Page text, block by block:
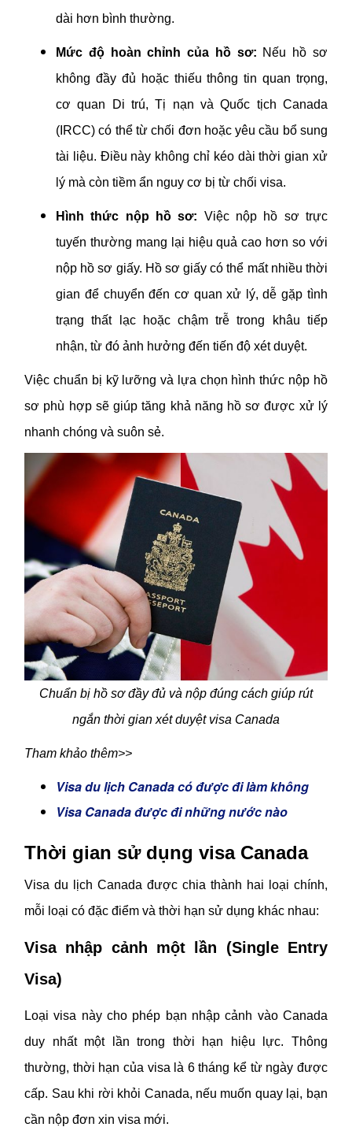
dài hơn bình thường.
Mức độ hoàn chỉnh của hồ sơ: Nếu hồ sơ
không đầy đủ hoặc thiếu thông tin quan trọng,
cơ quan Di trú, Tị nạn và Quốc tịch Canada
(IRCC) có thể từ chối đơn hoặc yêu cầu bổ sung
tài liệu. Điều này không chỉ kéo dài thời gian xử
lý mà còn tiềm ẩn nguy cơ bị từ chối visa.
Hình thức nộp hồ sơ: Việc nộp hồ sơ trực
tuyến thường mang lại hiệu quả cao hơn so với
nộp hồ sơ giấy. Hồ sơ giấy có thể mất nhiều thời
gian để chuyển đến cơ quan xử lý, dễ gặp tình
trạng thất lạc hoặc chậm trễ trong khâu tiếp
nhận, từ đó ảnh hưởng đến tiến độ xét duyệt.
Việc chuẩn bị kỹ lưỡng và lựa chọn hình thức nộp hồ
sơ phù hợp sẽ giúp tăng khả năng hồ sơ được xử lý
nhanh chóng và suôn sẻ.
Chuẩn bị hồ sơ đầy đủ và nộp đúng cách giúp rút
ngắn thời gian xét duyệt visa Canada
Tham khảo thêm>>
Visa du lịch Canada có được đi làm không
Visa Canada được đi những nước nào
Thời gian sử dụng visa Canada
Visa du lịch Canada được chia thành hai loại chính,
mỗi loại có đặc điểm và thời hạn sử dụng khác nhau:
Visa nhập cảnh một lần (Single Entry
Visa)
Loại visa này cho phép bạn nhập cảnh vào Canada
duy nhất một lần trong thời hạn hiệu lực. Thông
thường, thời hạn của visa là 6 tháng kể từ ngày được
cấp. Sau khi rời khỏi Canada, nếu muốn quay lại, bạn
cần nộp đơn xin visa mới.